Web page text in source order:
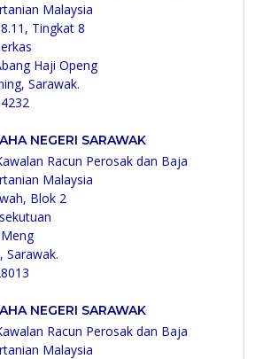
Malaysia
Tingkat 8
Haji Openg
Sarawak.
NEGERI SARAWAK
Racun Perosak dan Baja
Malaysia
Blok 2
Sarawak.
NEGERI SARAWAK
Racun Perosak dan Baja
Malaysia